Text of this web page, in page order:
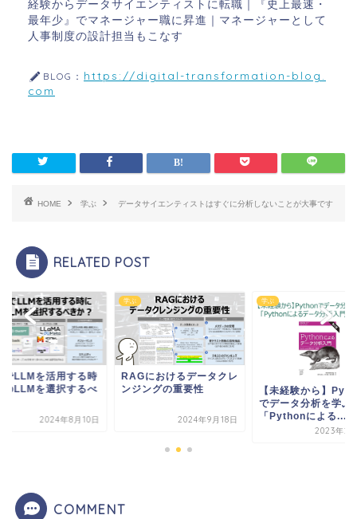
経験からデータサイエンティストに転職｜『史上最速・
最年少』でマネージャー職に昇進｜マネージャーとして
人事制度の設計担当もこなす
BLOG： https://digital-transformation-blog.
com
HOME 学ぶ データサイエンティストはすぐに分析しないことが大事です
RELATED POST
でLLMを活用する時
のLLMを選択するべ
2024年8月10日
学ぶ
RAGにおけるデータクレ
ンジングの重要性
2024年9月18日
学ぶ
【未経験から】
でデータ分析を学ぶ
「Pythonによる...
2023年2
COMMENT